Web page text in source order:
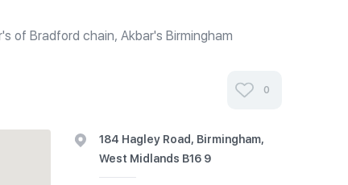
of Bradford chain, Akbar's Birmingham
cooked baltis from Baltistan, an extreme
0
184 Hagley Road, Birmingham,
West Midlands B16 9